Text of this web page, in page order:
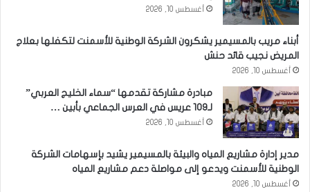
أغسطس 10, 2026
أبناء مريب بالمسيمير يشكرون الشركة الوطنية للأسمنت لتكفلها بعلاج
المريض نجيب قائد حنش
أغسطس 10, 2026
مبادرة مشاركة تقدمها “سماء الخليج العربي”
لـ109 عريس في العرس الجماعي بأبين …
أغسطس 10, 2026
مدير إدارة مشاريع المياه والبيئة بالمسيمير يشيد بإسهامات الشركة
الوطنية للأسمنت ويدعو إلى مواصلة دعم مشاريع المياه
أغسطس 10, 2026